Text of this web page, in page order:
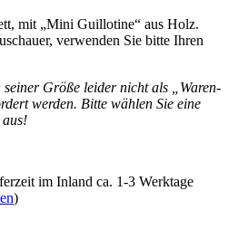
mit „Mini Guillotine“ aus Holz.
verwenden Sie bitte Ihren
Größe leider nicht als „Waren-
werden. Bitte wählen Sie eine
aus!
im Inland ca. 1-3 Werktage
)